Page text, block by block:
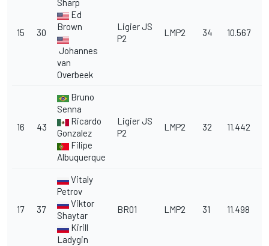
15 30
Sharp
Ed
Brown
Johannes
van
Overbeek
Ligier JS
P2
LMP2 34 10.567
16 43
Bruno
Senna
Ricardo
Gonzalez
Filipe
Albuquerque
Ligier JS
P2
LMP2 32 11.442
17 37
Vitaly
Petrov
Viktor
Shaytar
Kirill
Ladygin
BR01 LMP2 31 11.498